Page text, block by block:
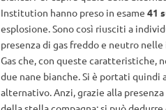
Institution hanno preso in esame 41
esplosione. Sono così riusciti a
presenza di gas freddo e neutro
Gas che, con queste caratteristiche,
due nane bianche. Si è portati quindi
alternativo. Anzi, grazie alla